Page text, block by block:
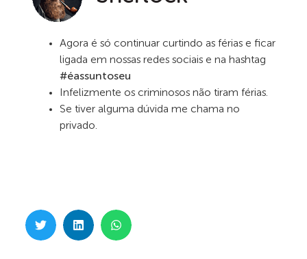
Agora é só continuar curtindo as férias e ficar
ligada em nossas redes sociais e na hashtag
#éassuntoseu
Infelizmente os criminosos não tiram férias.
Se tiver alguma dúvida me chama no
privado.